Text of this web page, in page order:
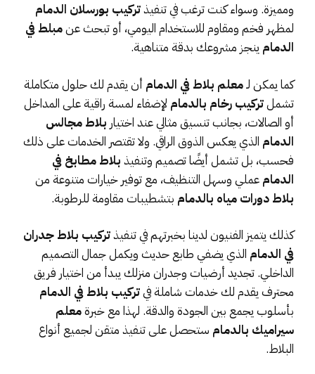
ومميزة. وسواء كنت ترغب في تنفيذتركيب بورسلان الدمام
لمظهر فخم ومقاوم للاستخدام اليومي، أو تبحث عنمبلط في
الدمام ينجز مشروعك بدقة متناهية.
كما يمكن لـمعلم بلاط في الدمام أن يقدم لك حلول متكاملة
تشملتركيب رخام بالدمام لإضفاء لمسة راقية على المداخل
أو الصالات، بجانب تنسيق مثالي عند اختيار بلاط مجالس
الدمام الذي يعكس الذوق الراقي. ولا تقتصر الخدمات على ذلك
فحسب، بل تشمل أيضًا تصميم وتنفيذ بلاط مطابخ في
الدمام عملي وسهل التنظيف، مع توفير خيارات متنوعة من
بلاط دورات مياه بالدمام بتشطيبات مقاومة للرطوبة.
كذلك يتميز الفنيون لدينا بخبرتهم في تنفيذتركيب بلاط جدران
في الدمام الذي يضفي طابع حديث ويكمل جمال التصميم
الداخلي. تجديد أرضيات وجدران منزلك يبدأ من اختيار فريق
محترف يقدم لك خدمات شاملة فيتركيب بلاط في الدمام
بأسلوب يجمع بين الجودة والدقة. لهذا مع خبرةمعلم
سيراميك بالدمام ستحصل على تنفيذ متقن لجميع أنواع
البلاط.